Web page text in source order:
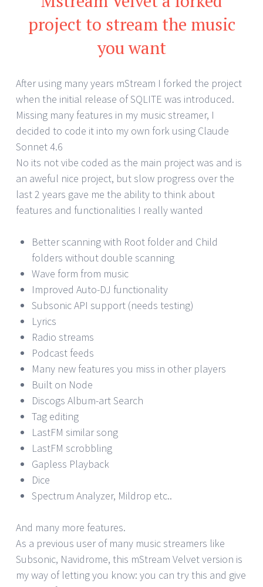
project to stream the music
you want
After using many years mStream I forked the project
when the initial release of SQLITE was introduced.
Missing many features in my music streamer, I
decided to code it into my own fork using Claude
Sonnet 4.6
No its not vibe coded as the main project was and is
an aweful nice project, but slow progress over the
last 2 years gave me the ability to think about
features and functionalities I really wanted
Better scanning with Root folder and Child
folders without double scanning
Wave form from music
Improved Auto-DJ functionality
Subsonic API support (needs testing)
Lyrics
Radio streams
Podcast feeds
Many new features you miss in other players
Built on Node
Discogs Album-art Search
Tag editing
LastFM similar song
LastFM scrobbling
Gapless Playback
Dice
Spectrum Analyzer, Mildrop etc..
And many more features.
As a previous user of many music streamers like
Subsonic, Navidrome, this mStream Velvet version is
my way of letting you know: you can try this and give